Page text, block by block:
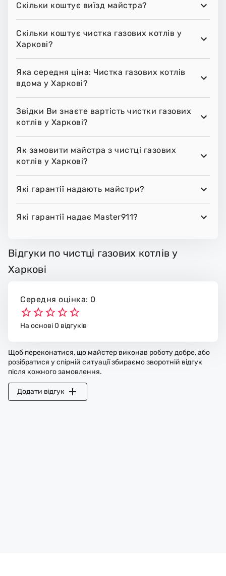
Скільки коштує виїзд майстра?
Скільки коштує чистка газових котлів у
Харкові?
Яка середня ціна: Чистка газових котлів
вдома у Харкові?
Звідки Ви знаєте вартість чистки газових
котлів у Харкові?
Як замовити майстра з чистці газових
котлів у Харкові?
Які гарантії надають майстри?
Які гарантії надає Master911?
Відгуки по чистці газових котлів у
Харкові
Середня оцінка: 0
На основі 0 відгуків
Щоб переконатися, що майстер виконав роботу добре, або
розібратися у спірній ситуації збираємо зворотній відгук
після кожного замовлення.
Додати відгук